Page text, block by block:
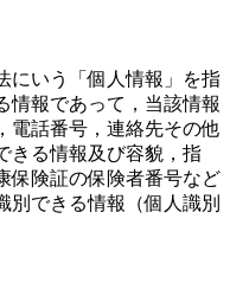
にいう「個人情報」を指
情報であって，当該情報
電話番号，連絡先その他
きる情報及び容貌，指
保険証の保険者番号など
別できる情報（個人識別